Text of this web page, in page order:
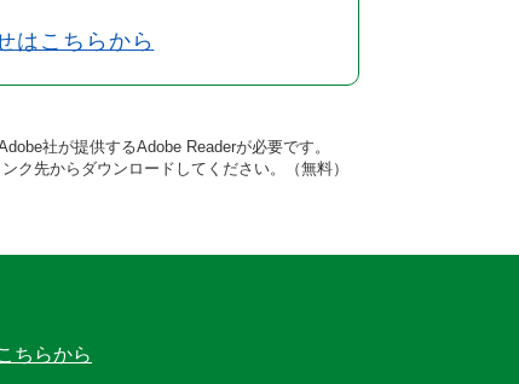
はこちらから
社が提供するAdobe Readerが必要です。
ク先からダウンロードしてください。（無料）
ちらから